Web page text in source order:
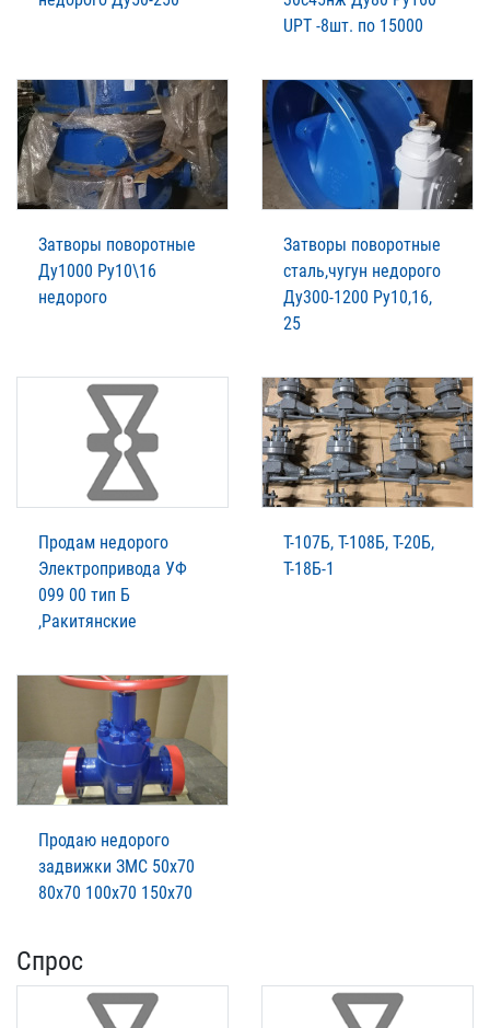
UPT -8шт. по 15000
Затворы поворотные
Ду1000 Ру10\16
недорого
Затворы поворотные
сталь,чугун недорого
Ду300-1200 Ру10,16,
25
Продам недорого
Электропривода УФ
099 00 тип Б
,Ракитянские
Т-107Б, Т-108Б, Т-20Б,
Т-18Б-1
Продаю недорого
задвижки ЗМС 50х70
80х70 100х70 150х70
Спрос